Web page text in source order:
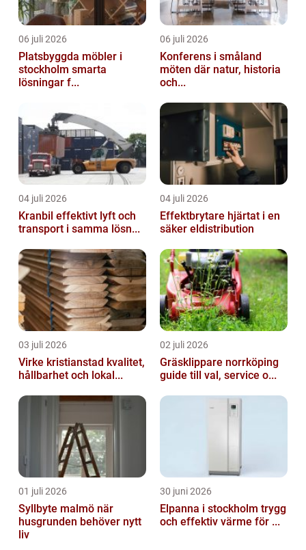
06 juli 2026
Platsbyggda möbler i
stockholm smarta
lösningar f...
06 juli 2026
Konferens i småland
möten där natur, historia
och...
04 juli 2026
Kranbil effektivt lyft och
transport i samma lösn...
04 juli 2026
Effektbrytare hjärtat i en
säker eldistribution
03 juli 2026
Virke kristianstad kvalitet,
hållbarhet och lokal...
02 juli 2026
Gräsklippare norrköping
guide till val, service o...
01 juli 2026
Syllbyte malmö när
husgrunden behöver nytt
liv
30 juni 2026
Elpanna i stockholm trygg
och effektiv värme för ...